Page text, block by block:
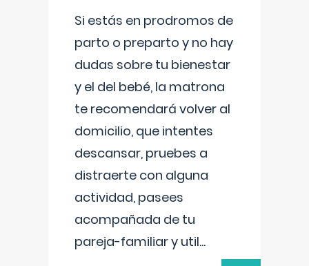
Si estás en prodromos de
parto o preparto y no hay
dudas sobre tu bienestar
y el del bebé, la matrona
te recomendará volver al
domicilio, que intentes
descansar, pruebes a
distraerte con alguna
actividad, pasees
acompañada de tu
pareja-familiar y util...